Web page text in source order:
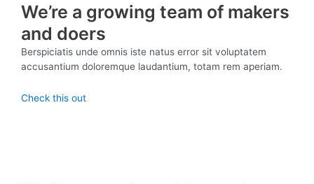
We’re a growing team of makers
and doers
Berspiciatis unde omnis iste natus error sit voluptatem
accusantium doloremque laudantium, totam rem aperiam.
Check this out